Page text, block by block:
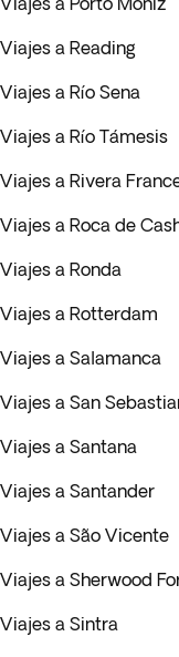
Viajes a Reading
Viajes a Río Sena
Viajes a Río Támesis
Viajes a Rivera
Viajes a Roca de
Viajes a Ronda
Viajes a Rotterdam
Viajes a Salamanca
Viajes a San
Viajes a Santana
Viajes a Santander
Viajes a São Vicente
Viajes a Sherwood
Viajes a Sintra